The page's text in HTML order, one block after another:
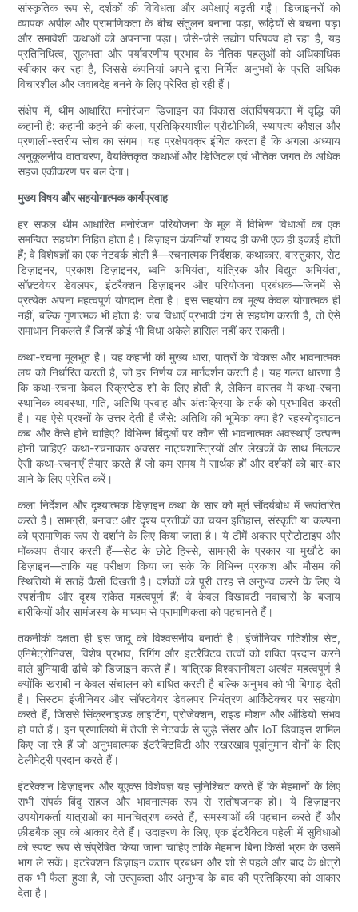
सांस्कृतिक रूप से, दर्शकों की विविधता और अपेक्षाएं बढ़ती गईं। डिजाइनरों को
व्यापक अपील और प्रामाणिकता के बीच संतुलन बनाना पड़ा, रूढ़ियों से बचना पड़ा
और समावेशी कथाओं को अपनाना पड़ा। जैसे-जैसे उद्योग परिपक्व हो रहा है, यह
प्रतिनिधित्व, सुलभता और पर्यावरणीय प्रभाव के नैतिक पहलुओं को अधिकाधिक
स्वीकार कर रहा है, जिससे कंपनियां अपने द्वारा निर्मित अनुभवों के प्रति अधिक
विचारशील और जवाबदेह बनने के लिए प्रेरित हो रही हैं।
संक्षेप में, थीम आधारित मनोरंजन डिज़ाइन का विकास अंतर्विषयकता में वृद्धि की
कहानी है: कहानी कहने की कला, प्रतिक्रियाशील प्रौद्योगिकी, स्थापत्य कौशल और
प्रणाली-स्तरीय सोच का संगम। ​​यह प्रक्षेपवक्र इंगित करता है कि अगला अध्याय
अनुकूलनीय वातावरण, वैयक्तिकृत कथाओं और डिजिटल एवं भौतिक जगत के अधिक
सहज एकीकरण पर बल देगा।
मुख्य विषय और सहयोगात्मक कार्यप्रवाह
हर सफल थीम आधारित मनोरंजन परियोजना के मूल में विभिन्न विधाओं का एक
समन्वित सहयोग निहित होता है। डिज़ाइन कंपनियाँ शायद ही कभी एक ही इकाई होती
हैं; वे विशेषज्ञों का एक नेटवर्क होती हैं—रचनात्मक निर्देशक, कथाकार, वास्तुकार, सेट
डिज़ाइनर, प्रकाश डिज़ाइनर, ध्वनि अभियंता, यांत्रिक और विद्युत अभियंता,
सॉफ़्टवेयर डेवलपर, इंटरैक्शन डिज़ाइनर और परियोजना प्रबंधक—जिनमें से
प्रत्येक अपना महत्वपूर्ण योगदान देता है। इस सहयोग का मूल्य केवल योगात्मक ही
नहीं, बल्कि गुणात्मक भी होता है: जब विधाएँ प्रभावी ढंग से सहयोग करती हैं, तो ऐसे
समाधान निकलते हैं जिन्हें कोई भी विधा अकेले हासिल नहीं कर सकती।
कथा-रचना मूलभूत है। यह कहानी की मुख्य धारा, पात्रों के विकास और भावनात्मक
लय को निर्धारित करती है, जो हर निर्णय का मार्गदर्शन करती है। यह गलत धारणा है
कि कथा-रचना केवल स्क्रिप्टेड शो के लिए होती है, लेकिन वास्तव में कथा-रचना
स्थानिक व्यवस्था, गति, अतिथि प्रवाह और अंतःक्रिया के तर्क को प्रभावित करती
है। यह ऐसे प्रश्नों के उत्तर देती है जैसे: अतिथि की भूमिका क्या है? रहस्योद्घाटन
कब और कैसे होने चाहिए? विभिन्न बिंदुओं पर कौन सी भावनात्मक अवस्थाएँ उत्पन्न
होनी चाहिए? कथा-रचनाकार अक्सर नाट्यशास्त्रियों और लेखकों के साथ मिलकर
ऐसी कथा-रचनाएँ तैयार करते हैं जो कम समय में सार्थक हों और दर्शकों को बार-बार
आने के लिए प्रेरित करें।
कला निर्देशन और दृश्यात्मक डिज़ाइन कथा के सार को मूर्त सौंदर्यबोध में रूपांतरित
करते हैं। सामग्री, बनावट और दृश्य प्रतीकों का चयन इतिहास, संस्कृति या कल्पना
को प्रामाणिक रूप से दर्शाने के लिए किया जाता है। ये टीमें अक्सर प्रोटोटाइप और
मॉकअप तैयार करती हैं—सेट के छोटे हिस्से, सामग्री के प्रकार या मुखौटे का
डिज़ाइन—ताकि यह परीक्षण किया जा सके कि विभिन्न प्रकाश और मौसम की
स्थितियों में सतहें कैसी दिखती हैं। दर्शकों को पूरी तरह से अनुभव करने के लिए ये
स्पर्शनीय और दृश्य संकेत महत्वपूर्ण हैं; वे केवल दिखावटी नवाचारों के बजाय
बारीकियों और सामंजस्य के माध्यम से प्रामाणिकता को पहचानते हैं।
तकनीकी दक्षता ही इस जादू को विश्वसनीय बनाती है। इंजीनियर गतिशील सेट,
एनिमेट्रोनिक्स, विशेष प्रभाव, रिगिंग और इंटरैक्टिव तत्वों को शक्ति प्रदान करने
वाले बुनियादी ढांचे को डिजाइन करते हैं। यांत्रिक विश्वसनीयता अत्यंत महत्वपूर्ण है
क्योंकि खराबी न केवल संचालन को बाधित करती है बल्कि अनुभव को भी बिगाड़ देती
है। सिस्टम इंजीनियर और सॉफ्टवेयर डेवलपर नियंत्रण आर्किटेक्चर पर सहयोग
करते हैं, जिससे सिंक्रनाइज़्ड लाइटिंग, प्रोजेक्शन, राइड मोशन और ऑडियो संभव
हो पाते हैं। इन प्रणालियों में तेजी से नेटवर्क से जुड़े सेंसर और IoT डिवाइस शामिल
किए जा रहे हैं जो अनुभवात्मक इंटरैक्टिविटी और रखरखाव पूर्वानुमान दोनों के लिए
टेलीमेट्री प्रदान करते हैं।
इंटरेक्शन डिज़ाइनर और यूएक्स विशेषज्ञ यह सुनिश्चित करते हैं कि मेहमानों के लिए
सभी संपर्क बिंदु सहज और भावनात्मक रूप से संतोषजनक हों। ये डिज़ाइनर
उपयोगकर्ता यात्राओं का मानचित्रण करते हैं, समस्याओं की पहचान करते हैं और
फ़ीडबैक लूप को आकार देते हैं। उदाहरण के लिए, एक इंटरैक्टिव पहेली में सुविधाओं
को स्पष्ट रूप से संप्रेषित किया जाना चाहिए ताकि मेहमान बिना किसी भ्रम के उसमें
भाग ले सकें। इंटरेक्शन डिज़ाइन कतार प्रबंधन और शो से पहले और बाद के क्षेत्रों
तक भी फैला हुआ है, जो उत्सुकता और अनुभव के बाद की प्रतिक्रिया को आकार
देता है।